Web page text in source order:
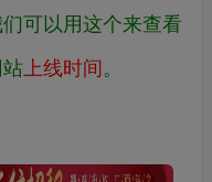
可以用这个来查看
上线时间。